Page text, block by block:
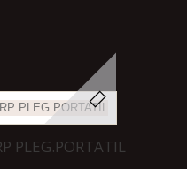
PLEG.PORTATIL